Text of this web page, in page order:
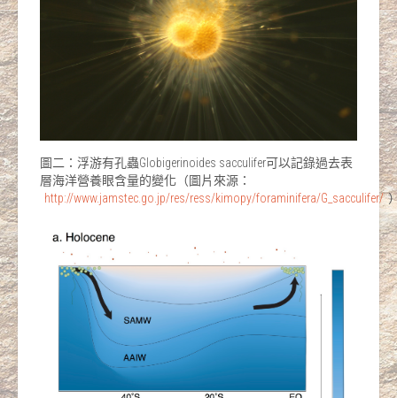
圖二：浮游有孔蟲Globigerinoides sacculifer可以記錄過去表
層海洋營養眼含量的變化（圖片來源：
http://www.jamstec.go.jp/res/ress/kimopy/foraminifera/G_sacculifer/